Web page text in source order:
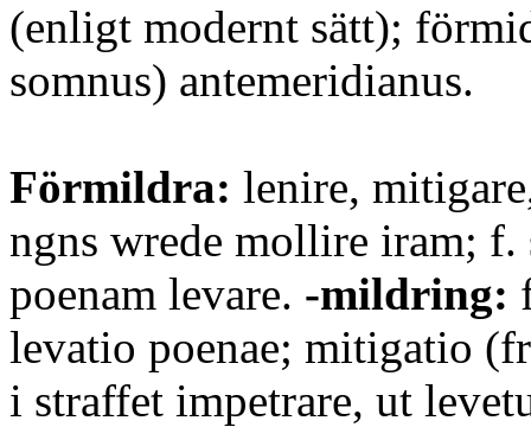
(enligt modernt sätt);
somnus) antemeridianus.
Förmildra: lenire,
ngns wrede mollire iram; f.
poenam levare. -mildring:
levatio poenae; mitigatio
i straffet impetrare, ut